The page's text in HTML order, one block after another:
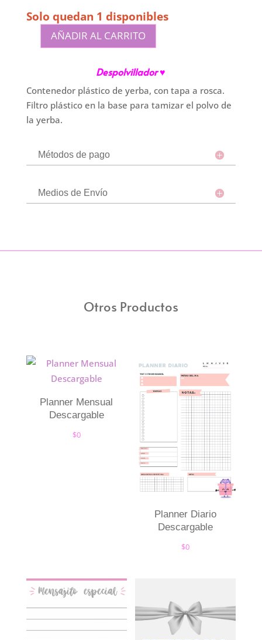
Solo quedan 1 disponibles
Despolvillador
Blanco
cantidad
AÑADIR AL CARRITO
Despolvillador ♥
Contenedor plástico de yerba, con tapa a rosca.
Filtro plástico en la base para tamizar el polvo de
la yerba.
Métodos de pago
Medios de Envío
Otros Productos
Planner Mensual
Descargable
$0
Planner Diario
Descargable
$0